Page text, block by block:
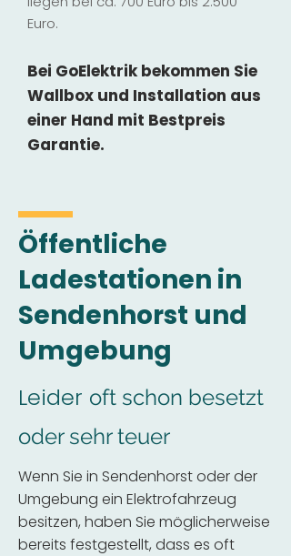
Euro.
Bei GoElektrik bekommen Sie
Wallbox und Installation aus
einer Hand mit Bestpreis
Garantie.
Öffentliche
Ladestationen in
Sendenhorst und
Umgebung
Leider oft schon besetzt
oder sehr teuer
Wenn Sie in Sendenhorst oder der
Umgebung ein Elektrofahrzeug
besitzen, haben Sie möglicherweise
bereits festgestellt, dass es oft